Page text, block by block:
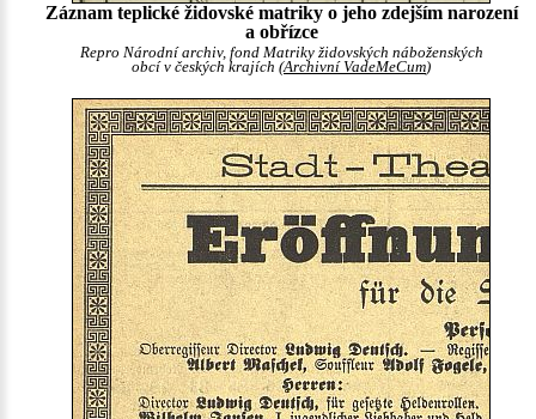
Záznam teplické židovské matriky o jeho zdejším narození
a obřízce
Repro Národní archiv, fond Matriky židovských náboženských
obcí v českých krajích (Archivní VadeMeCum)